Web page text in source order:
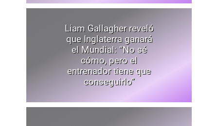
Liam Gallagher reveló
que Inglaterra ganará
el Mundial: “No sé
cómo, pero el
entrenador tiene que
conseguirlo”